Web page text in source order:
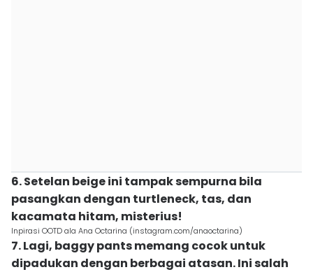
6. Setelan beige ini tampak sempurna bila
pasangkan dengan turtleneck, tas, dan
kacamata hitam, misterius!
Inpirasi OOTD ala Ana Octarina (instagram.com/anaoctarina)
7. Lagi, baggy pants memang cocok untuk
dipadukan dengan berbagai atasan. Ini salah